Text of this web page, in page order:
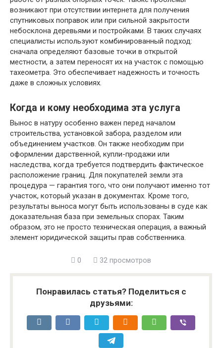
возникают при отсутствии интернета для получения
спутниковых поправок или при сильной закрытости
небосклона деревьями и постройками. В таких случаях
специалисты используют комбинированный подход:
сначала определяют базовые точки в открытой
местности, а затем переносят их на участок с помощью
тахеометра. Это обеспечивает надежность и точность
даже в сложных условиях.
Когда и кому необходима эта услуга
Вынос в натуру особенно важен перед началом
строительства, установкой забора, разделом или
объединением участков. Он также необходим при
оформлении дарственной, купли-продажи или
наследства, когда требуется подтвердить фактическое
расположение границ. Для покупателей земли эта
процедура — гарантия того, что они получают именно тот
участок, который указан в документах. Кроме того,
результаты выноса могут быть использованы в суде как
доказательная база при земельных спорах. Таким
образом, это не просто техническая операция, а важный
элемент юридической защиты прав собственника.
0 32 просмотров
Понравилась статья? Поделиться с
друзьями: